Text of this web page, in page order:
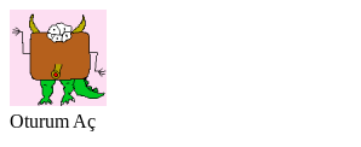
Oturum Aç